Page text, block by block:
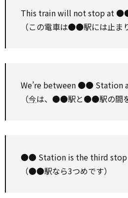
This train will not stop at
（この電車は●●駅には止ま
We’re between●● Station
（今は、●●駅と●●駅の間を
●● Station is the third stop
（●●駅なら3つめです）